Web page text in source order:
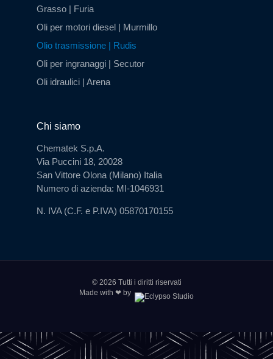
Grasso | Furia
Oli per motori diesel | Murmillo
Olio trasmissione | Rudis
Oli per ingranaggi | Secutor
Oli idraulici | Arena
Chi siamo
Chematek S.p.A.
Via Puccini 18, 20028
San Vittore Olona (Milano) Italia
Numero di azienda: MI-1046931
N. IVA (C.F. e P.IVA) 05870170155
© 2026 Tutti i diritti riservati
Made with ❤ by